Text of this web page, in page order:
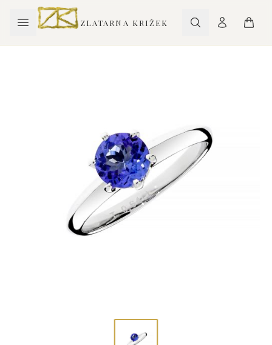
ZLATARNA KRIŽEK